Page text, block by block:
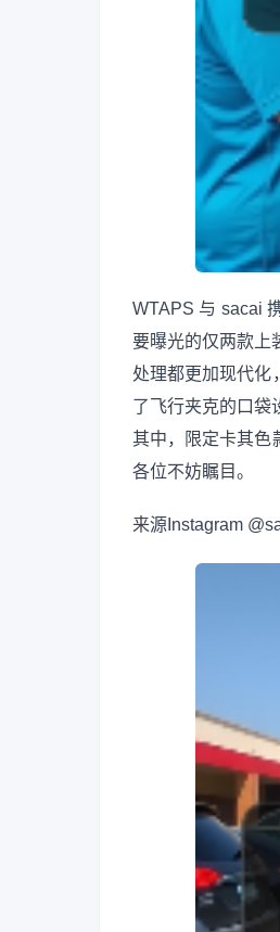
WTAPS 与 sacai
要曝光的仅两款上
处理都更加现代化
了飞行夹克的口袋
其中，限定卡其色
各位不妨瞩目。
来源 Instagram